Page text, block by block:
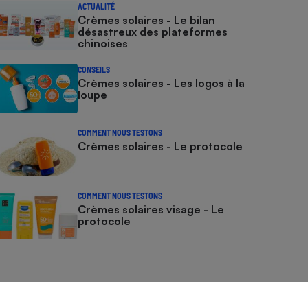
ACTUALITÉ
Crèmes solaires - Le bilan
désastreux des plateformes
chinoises
CONSEILS
Crèmes solaires - Les logos à la
loupe
COMMENT NOUS TESTONS
Crèmes solaires - Le protocole
COMMENT NOUS TESTONS
Crèmes solaires visage - Le
protocole